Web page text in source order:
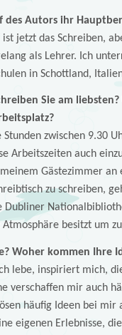
des Autors ihr
jetzt das Schreiben,
als Lehrer. Ich
in Schottland,
Sie am liebsten?
Stunden zwischen 9.30
Arbeitszeiten auch
Gästezimmer an
zu schreiben,
Dubliner
besitzt um
Woher kommen Ihre
lebe, inspiriert mich,
verschaffen mir auch
häufig Ideen bei mir
eigenen Erlebnisse,